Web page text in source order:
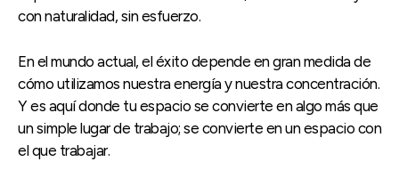
con naturalidad, sin esfuerzo.
En el mundo actual, el éxito depende en gran medida de
cómo utilizamos nuestra energía y nuestra concentración.
Y es aquí donde tu espacio se convierte en algo más que
un simple lugar de trabajo; se convierte en un espacio con
el que trabajar.